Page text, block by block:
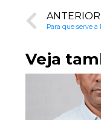
ANTERIOR
Para que serve a
Veja